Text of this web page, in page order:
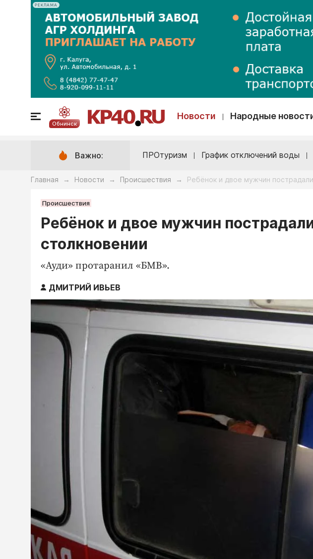
РЕКЛАМА
Обнинск
Новости Народные
Важно: ПРОтуризм График отключений воды
Главная → Новости → Происшествия → Ребёнок и двое мужчин
Происшествия
Ребёнок и двое мужчин
столкновении
«Ауди» протаранил «БМВ».
ДМИТРИЙ ИВЬЕВ